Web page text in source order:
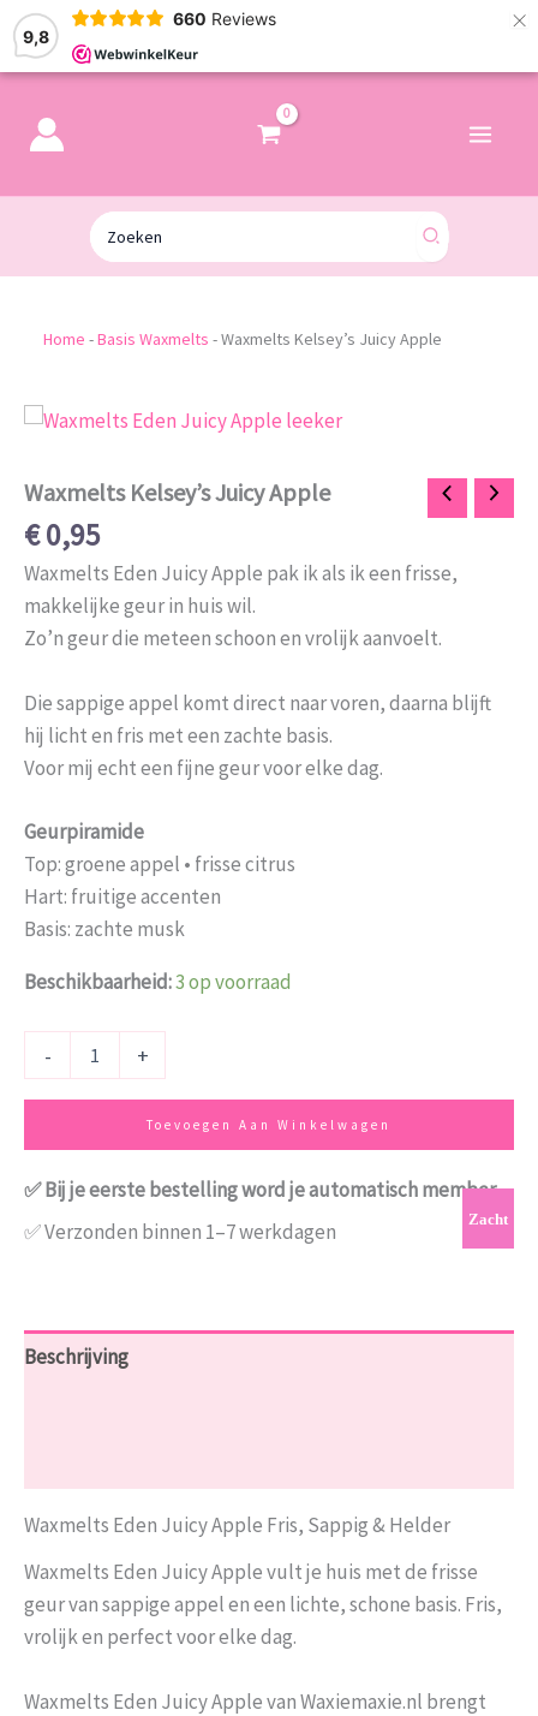
9,8
660 Reviews ×
Zoeken
naar:
Home -Basis Waxmelts -Waxmelts Kelsey’s Juicy Apple
Zacht
Waxmelts Kelsey’s Juicy Apple
€0,95
Waxmelts Eden Juicy Apple pak ik als ik een frisse,
makkelijke geur in huis wil.
Zo’n geur die meteen schoon en vrolijk aanvoelt.
Die sappige appel komt direct naar voren, daarna blijft
hij licht en fris met een zachte basis.
Voor mij echt een fijne geur voor elke dag.
Geurpiramide
Top: groene appel • frisse citrus
Hart: fruitige accenten
Basis: zachte musk
Beschikbaarheid:3 op voorraad
-
Waxmelts
Apple
+
Toevoegen Aan Winkelwagen
✅ Bij je eerste bestelling word je automatisch member
✅ Verzonden binnen 1–7 werkdagen
Beschrijving
Waxmelts Eden Juicy Apple Fris, Sappig & Helder
Waxmelts Eden Juicy Apple vult je huis met de frisse
geur van sappige appel en een lichte, schone basis. Fris,
vrolijk en perfect voor elke dag.
Waxmelts Eden Juicy Apple van Waxiemaxie.nl brengt